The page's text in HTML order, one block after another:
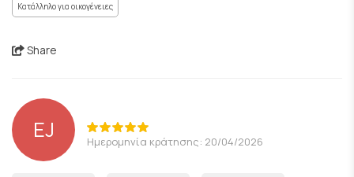
Κατάλληλο για οικογένειες
Share
EJ Ημερομηνία κράτησης: 20/04/2026